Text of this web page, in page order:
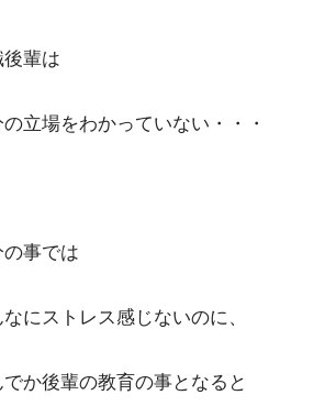
輩は
の立場をわかっていない・・・
の事では
なにストレス感じないのに、
でか後輩の教育の事となると